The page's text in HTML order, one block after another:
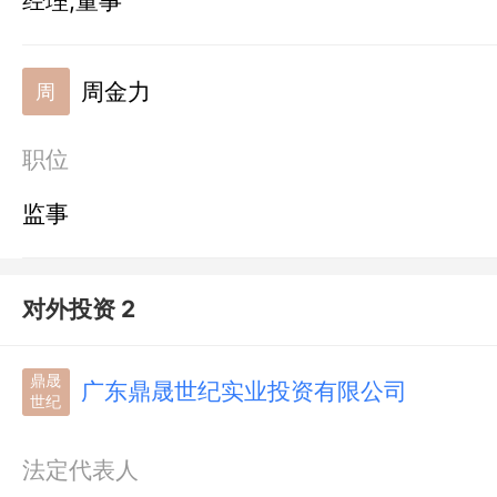
周 周金力
职位
监事
对外投资 2
鼎晟
世纪
广东鼎晟世纪实业投资有限公司
法定代表人